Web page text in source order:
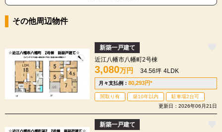
その他周辺物件
新築一戸建て
近江八幡市八幡町2号棟
3,080万円 34.56坪 4LDK
月々支払例：80,293円*
間取り有 築10年以内
駐車場2台可
更新日：2026年06月21日
新築一戸建て